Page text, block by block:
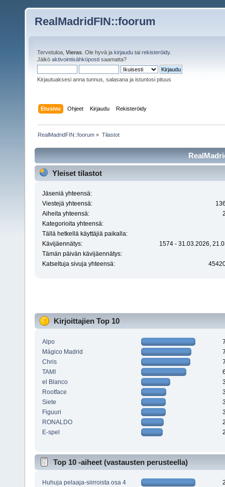
RealMadridFIN::foorum
Tervetuloa, Vieras . Ole hyvä ja kirjaudu tai rekisteröidy.
Jäikö aktivointisähköposti saamatta?
Kirjautuaksesi anna tunnus, salasana ja istuntosi pituus
Etusivu Ohjeet Kirjaudu Rekisteröidy
RealMadridFIN::foorum » Tilastot
Yleiset tilastot
Jäseniä yhteensä:
Viestejä yhteensä:
Aiheita yhteensä:
Kategorioita yhteensä:
Tällä hetkellä käyttäjiä paikalla:
Kävijäennätys:
1574 - 31.03.2026,
Tämän päivän kävijäennätys:
Katseltuja sivuja yhteensä:
Kirjoittajien Top 10
Alpo
Mágico Madrid
Chris
TAMI
el Blanco
Rootface
Siete
Figuuri
RONALDO
E-spel
Top 10 -aiheet (vastausten perusteella)
Huhuja pelaaja-siirroista osa 4